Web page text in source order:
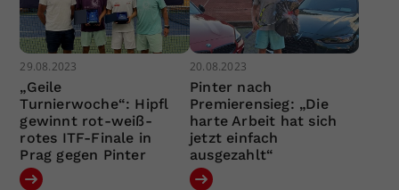
29.08.2023
„Geile
Turnierwoche“: Hipfl
gewinnt rot-weiß-
rotes ITF-Finale in
Prag gegen Pinter
20.08.2023
Pinter nach
Premierensieg: „Die
harte Arbeit hat sich
jetzt einfach
ausgezahlt“